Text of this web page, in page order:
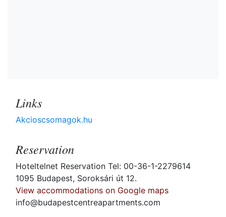
Links
Akcioscsomagok.hu
Reservation
Hoteltelnet Reservation Tel: 00-36-1-2279614
1095 Budapest, Soroksári út 12.
View accommodations on Google maps
info@budapestcentreapartments.com